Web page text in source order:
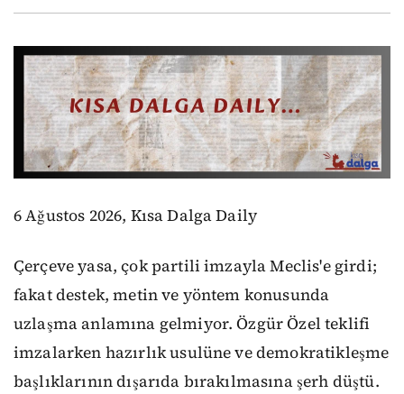
6 Ağustos 2026, Kısa Dalga Daily
Çerçeve yasa, çok partili imzayla Meclis'e girdi;
fakat destek, metin ve yöntem konusunda
uzlaşma anlamına gelmiyor. Özgür Özel teklifi
imzalarken hazırlık usulüne ve demokratikleşme
başlıklarının dışarıda bırakılmasına şerh düştü.